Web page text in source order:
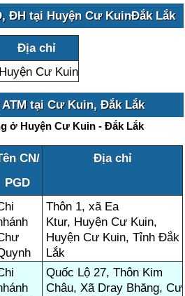
ĐH tại Huyện Cư KuinĐắk Lắk
Địa chỉ
Huyện Cư Kuin
tại Cư Kuin, Đắk Lắk
ở Huyện Cư Kuin - Đắk Lắk
CN/
PGD
Địa chỉ
Thôn 1, xã Ea
Ktur, Huyện Cư Kuin,
Huyện Cư Kuin, Tỉnh Đắk
Lắk
Quốc Lộ 27, Thôn Kim
Châu, Xã Dray Bhăng, Cư